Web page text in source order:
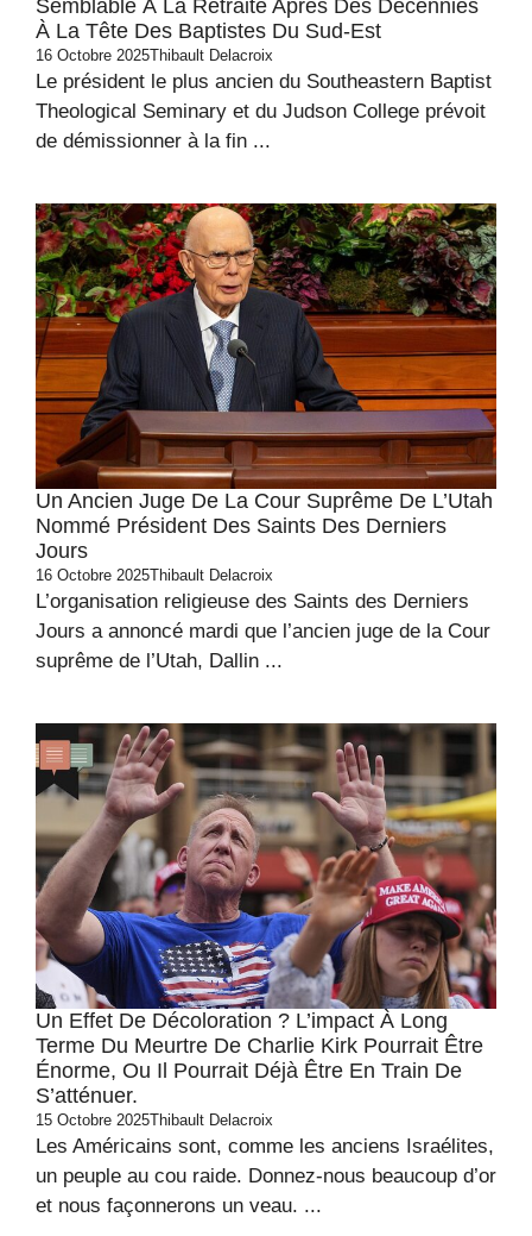
Semblable À La Retraite Après Des Décennies
À La Tête Des Baptistes Du Sud-Est
16 Octobre 2025Thibault Delacroix
Le président le plus ancien du Southeastern Baptist
Theological Seminary et du Judson College prévoit
de démissionner à la fin ...
Un Ancien Juge De La Cour Suprême De L’Utah
Nommé Président Des Saints Des Derniers
Jours
16 Octobre 2025Thibault Delacroix
L’organisation religieuse des Saints des Derniers
Jours a annoncé mardi que l’ancien juge de la Cour
suprême de l’Utah, Dallin ...
Un Effet De Décoloration ? L’impact À Long
Terme Du Meurtre De Charlie Kirk Pourrait Être
Énorme, Ou Il Pourrait Déjà Être En Train De
S’atténuer.
15 Octobre 2025Thibault Delacroix
Les Américains sont, comme les anciens Israélites,
un peuple au cou raide. Donnez-nous beaucoup d’or
et nous façonnerons un veau. ...